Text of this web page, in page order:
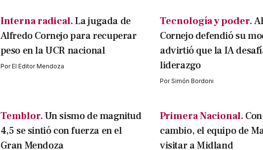
Interna radical.La jugada de
Alfredo Cornejo para recuperar
peso en la UCR nacional
PorEl Editor Mendoza
Tecnología y poder.
Cornejo defendió su
advirtió que la IA
liderazgo
PorSimón Bordoni
Temblor.Un sismo de magnitud
4,5 se sintió con fuerza en el
Gran Mendoza
Primera Nacional.
cambio, el equipo de
visitar a Midland